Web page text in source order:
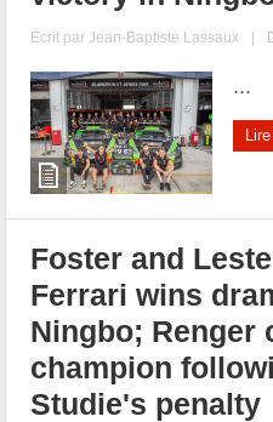
Écrit parJean-Baptiste Lassaux |
...
Lire
Foster and
Ferrari wins
Ningbo; Renger
champion
Studie's penalty